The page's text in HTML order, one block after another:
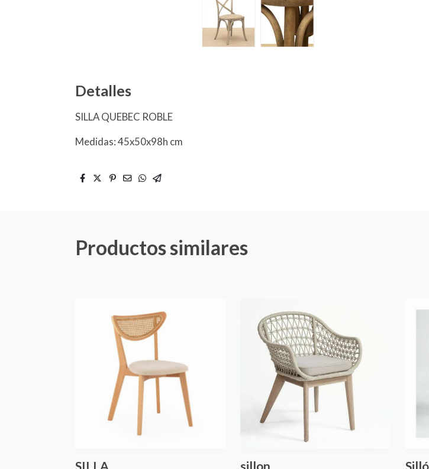
Detalles
SILLA QUEBEC ROBLE
Medidas: 45x50x98h cm
Productos similares
SILLA sillon